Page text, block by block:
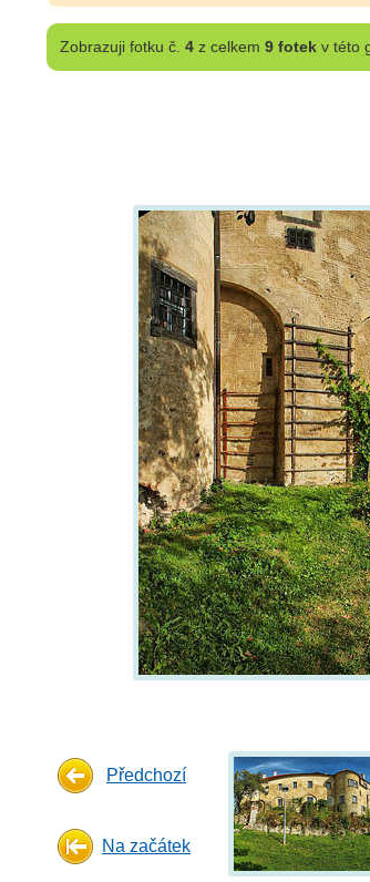
Zobrazujifotku č. 4z celkem 9 fotekv této
Předchozí
Na začátek